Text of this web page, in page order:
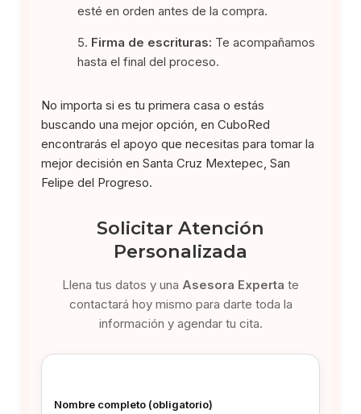
esté en orden antes de la compra.
Firma de escrituras: Te acompañamos
hasta el final del proceso.
No importa si es tu primera casa o estás
buscando una mejor opción, en CuboRed
encontrarás el apoyo que necesitas para tomar la
mejor decisión en Santa Cruz Mextepec, San
Felipe del Progreso.
Solicitar Atención
Personalizada
Llena tus datos y una Asesora Experta te
contactará hoy mismo para darte toda la
información y agendar tu cita.
Nombre completo (obligatorio)